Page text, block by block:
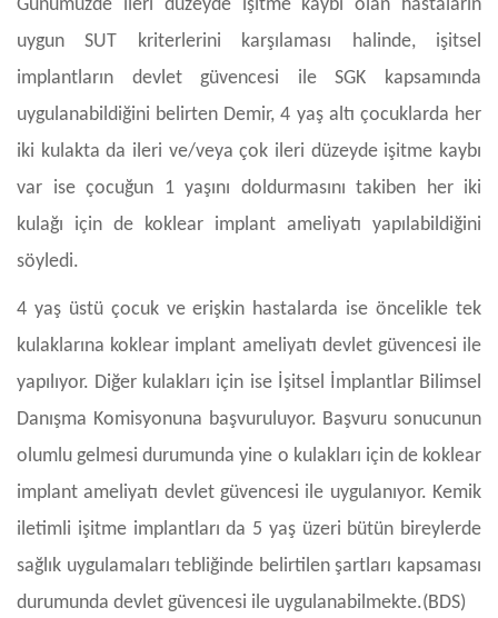
Günümüzde ileri düzeyde işitme kaybı olan hastaların
uygun SUT kriterlerini karşılaması halinde, işitsel
implantların devlet güvencesi ile SGK kapsamında
uygulanabildiğini belirten Demir, 4 yaş altı çocuklarda her
iki kulakta da ileri ve/veya çok ileri düzeyde işitme kaybı
var ise çocuğun 1 yaşını doldurmasını takiben her iki
kulağı için de koklear implant ameliyatı yapılabildiğini
söyledi.
4 yaş üstü çocuk ve erişkin hastalarda ise öncelikle tek
kulaklarına koklear implant ameliyatı devlet güvencesi ile
yapılıyor. Diğer kulakları için ise İşitsel İmplantlar Bilimsel
Danışma Komisyonuna başvuruluyor. Başvuru sonucunun
olumlu gelmesi durumunda yine o kulakları için de koklear
implant ameliyatı devlet güvencesi ile uygulanıyor. Kemik
iletimli işitme implantları da 5 yaş üzeri bütün bireylerde
sağlık uygulamaları tebliğinde belirtilen şartları kapsaması
durumunda devlet güvencesi ile uygulanabilmekte.(BDS)